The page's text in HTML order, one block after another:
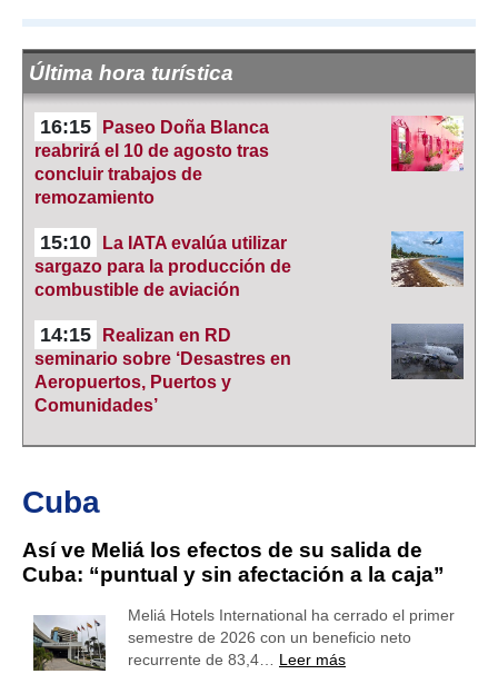
Última hora turística
16:15
Paseo Doña Blanca
reabrirá el 10 de agosto tras
concluir trabajos de
remozamiento
15:10
La IATA evalúa utilizar
sargazo para la producción de
combustible de aviación
14:15
Realizan en RD
seminario sobre ‘Desastres en
Aeropuertos, Puertos y
Comunidades’
Cuba
Así ve Meliá los efectos de su salida de
Cuba: “puntual y sin afectación a la caja”
Meliá Hotels International ha cerrado el primer
semestre de 2026 con un beneficio neto
recurrente de 83,4… Leer más